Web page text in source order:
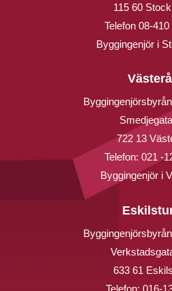
115 60
Telefon 08-410
Byggingenjör i
722 13
Telefon: 021 -
Byggingenjör i
633 61
Telefon: 016-